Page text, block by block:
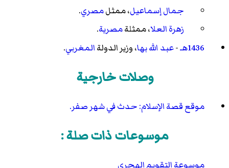
جمال إسماعيل، ممثلمصري.
زهرة العلا، ممثلةمصرية.
1436هـ
-عبد الله بها، وزير الدولةالمغربي.
وصلات خارجية
موقع قصة الإسلام: حدث في شهر صفر.
موسوعات ذات صلة :
موسوعة التقويم الهجري